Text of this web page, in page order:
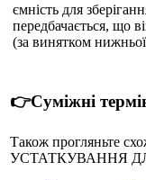
ємність для
передбачається, що
(за винятком
👉Суміжні
Також прогляньте
УСТАТКУВАННЯ